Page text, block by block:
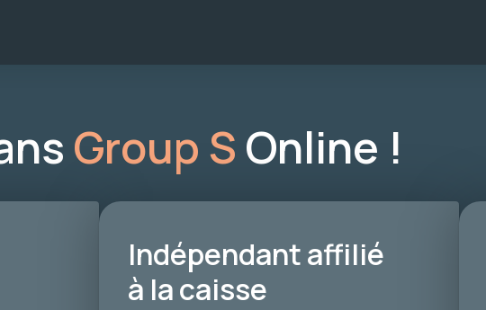
Group S Online !
Indépendant affilié
à la caisse